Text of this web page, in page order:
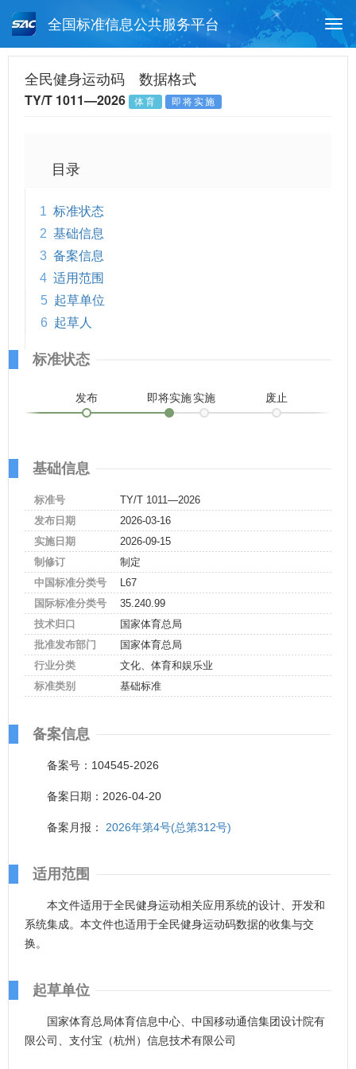
全国标准信息公共服务平台
月报查询 标准公告查询
全民健身运动码 数据格式
TY/T 1011—2026 体育 即将实施
目录
1 标准状态
2 基础信息
3 备案信息
4 适用范围
5 起草单位
6 起草人
标准状态
发布 即将实施实施 废止
基础信息
标准号
TY/T 1011—2026
发布日期
2026-03-16
实施日期
2026-09-15
制修订
制定
中国标准分类号
L67
国际标准分类号
35.240.99
技术归口
国家体育总局
批准发布部门
国家体育总局
行业分类
文化、体育和娱乐业
标准类别
基础标准
备案信息
备案号：104545-2026
备案日期：2026-04-20
备案月报： 2026年第4号(总第312号)
适用范围
本文件适用于全民健身运动相关应用系统的设计、开发和
系统集成。本文件也适用于全民健身运动码数据的收集与交
换。
起草单位
国家体育总局体育信息中心、中国移动通信集团设计院有
限公司、支付宝（杭州）信息技术有限公司